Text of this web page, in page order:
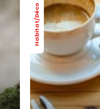
Habitat/Déco